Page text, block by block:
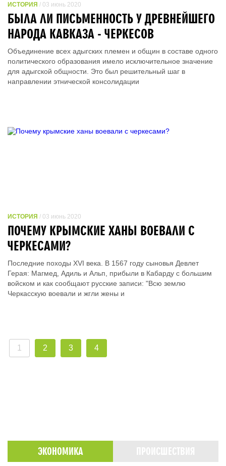
ИСТОРИЯ / 03 июнь 2020
БЫЛА ЛИ ПИСЬМЕННОСТЬ У ДРЕВНЕЙШЕГО
НАРОДА КАВКАЗА - ЧЕРКЕСОВ
Объединение всех адыгских племен и общин в составе одного
политического образования имело исключительное значение
для адыгской общности. Это был решительный шаг в
направлении этнической консолидации
ИСТОРИЯ / 03 июнь 2020
ПОЧЕМУ КРЫМСКИЕ ХАНЫ ВОЕВАЛИ С
ЧЕРКЕСАМИ?
Последние походы XVI века. В 1567 году сыновья Девлет
Герая: Магмед, Адиль и Альп, прибыли в Кабарду с большим
войском и как сообщают русские записи: "Всю землю
Черкасскую воевали и жгли жены и
1 2 3 4
ЭКОНОМИКА